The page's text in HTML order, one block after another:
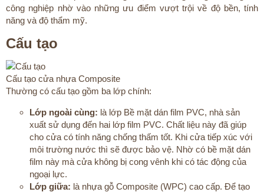
công nghiệp nhờ vào những ưu điểm vượt trội về độ bền, tính
năng và độ thẩm mỹ.​
Cấu tạo​
Cấu tạo cửa nhựa Composite
Thường có cấu tạo gồm ba lớp chính:​
Lớp ngoài cùng: là lớp Bề mặt dán film PVC, nhà sản
xuất sử dụng đến hai lớp film PVC. Chất liệu này đã giúp
cho cửa có tính năng chống thấm tốt. Khi cửa tiếp xúc với
môi trường nước thì sẽ được bảo vệ. Nhờ có bề mặt dán
film này mà cửa không bị cong vênh khi có tác động của
ngoại lực.
Lớp giữa: là nhựa gỗ Composite (WPC) cao cấp. Để tạo